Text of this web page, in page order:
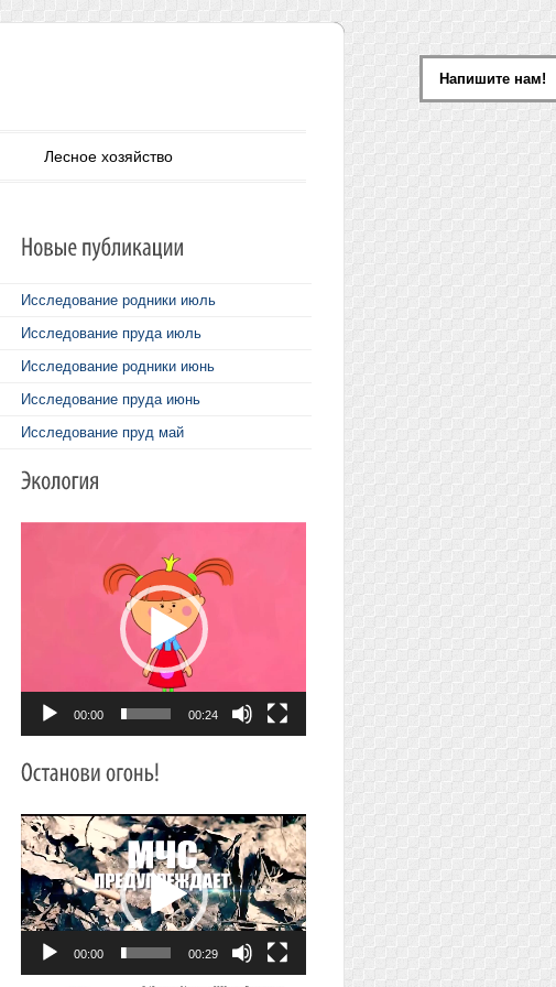
Лесное хозяйство
Исследование родники июль
Исследование пруда июль
Исследование родники июнь
Исследование пруда июнь
Исследование пруд май
00:00 00:24
Видеоплеер
00:00 00:29
Напишите нам!